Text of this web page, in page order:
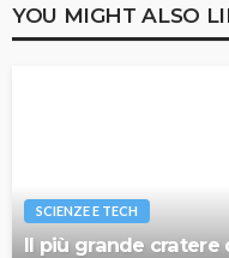
YOU MIGHT ALSO
SCIENZE E TECH
Il più grande cratere